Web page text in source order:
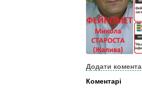
Додати
Коментарі